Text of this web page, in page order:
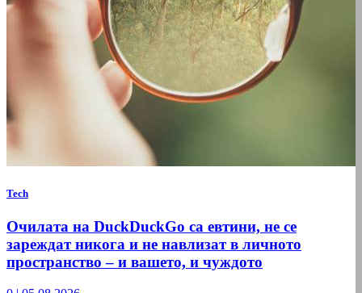
Tech
Очилата на DuckDuckGo са евтини, не се
зареждат никога и не навлизат в личното
пространство – и вашето, и чуждото